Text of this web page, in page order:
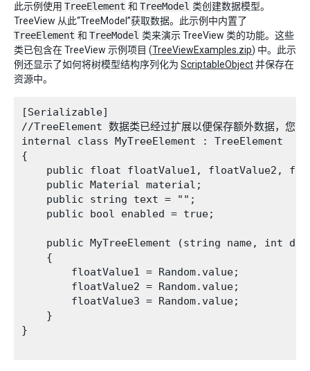
此示例使用 TreeElement 和 TreeModel 类创建数据模型。
TreeView 从此“TreeModel”获取数据。此示例中内置了
TreeElement 和 TreeModel 类来演示 TreeView 类的功能。这些
类已包含在 TreeView 示例项目 (TreeViewExamples.zip) 中。此示
例还显示了如何将树模型结构序列化为 ScriptableObject并保存在
资源中。
[Serializable]
//TreeElement 数据类已经过扩展以便保存额外数据，您
internal class MyTreeElement : TreeElement
{
public float floatValue1, floatValue2,
    public Material material;
    public string text = "";
    public bool enabled = true;
public MyTreeElement (string name, int
    {
        floatValue1 = Random.value;
        floatValue2 = Random.value;
        floatValue3 = Random.value;
    }
}